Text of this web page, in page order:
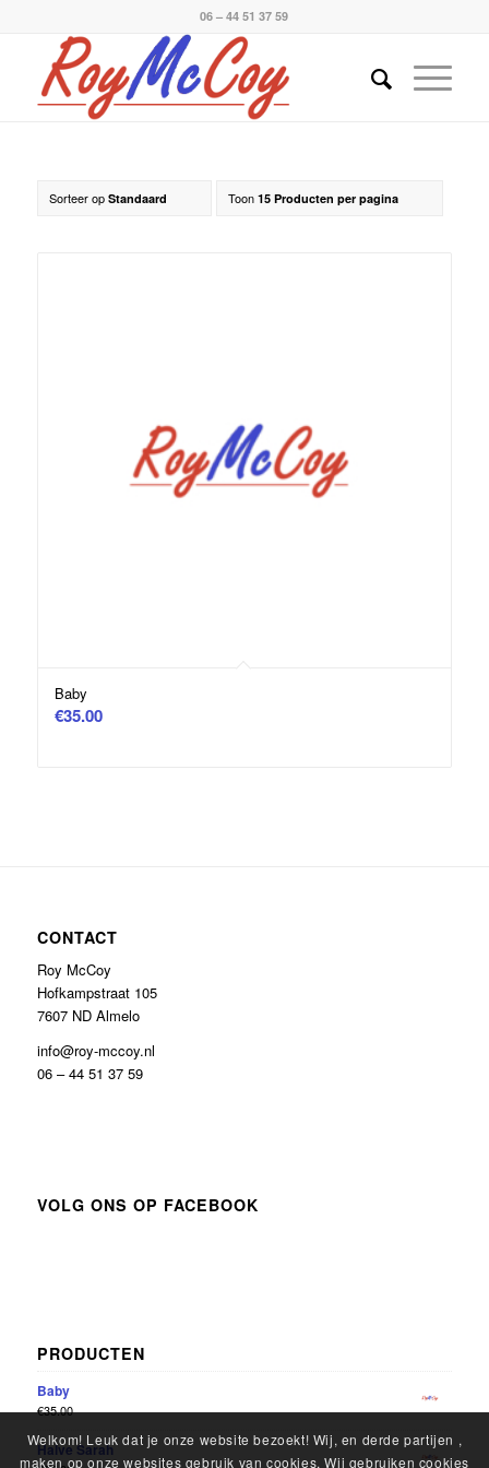
06 – 44 51 37 59
Sorteer op Standaard Toon 15 Producten per pagina
Baby
€35.00
CONTACT
Roy McCoy
Hofkampstraat 105
7607 ND Almelo
info@roy-mccoy.nl
06 – 44 51 37 59
VOLG ONS OP FACEBOOK
PRODUCTEN
Baby
€35.00
Halve Sarah
Welkom! Leuk dat je onze website bezoekt! Wij, en derde partijen ,
maken op onze websites gebruik van cookies. Wij gebruiken cookies